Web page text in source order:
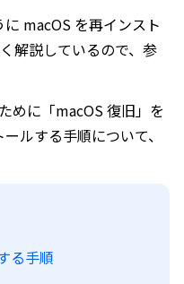
macOS を再インスト
解説しているので、参
めに「macOS 復旧」を
ルする手順について、
る手順